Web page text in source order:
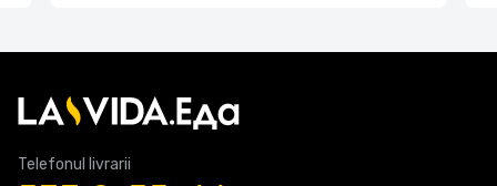
Telefonul livrarii